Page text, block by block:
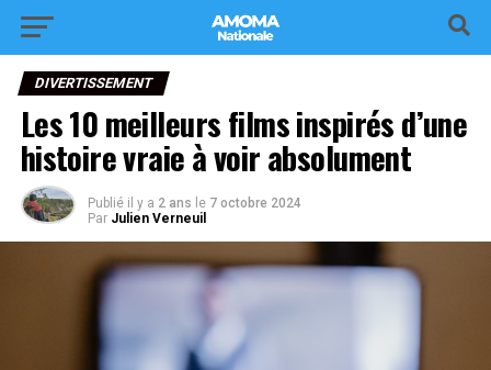
DIVERTISSEMENT
Les 10 meilleurs films inspirés d’une
histoire vraie à voir absolument
Publié il y a 2 ans le 7 octobre 2024
Par Julien Verneuil